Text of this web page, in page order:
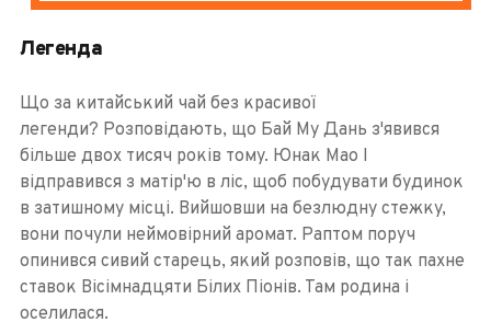
Легенда
Що за китайський чай без красивої
легенди? Розповідають, що Бай Му Дань з'явився
більше двох тисяч років тому. Юнак Мао І
відправився з матір'ю в ліс, щоб побудувати будинок
в затишному місці. Вийшовши на безлюдну стежку,
вони почули неймовірний аромат. Раптом поруч
опинився сивий старець, який розповів, що так пахне
ставок Вісімнадцяти Білих Піонів. Там родина і
оселилася.